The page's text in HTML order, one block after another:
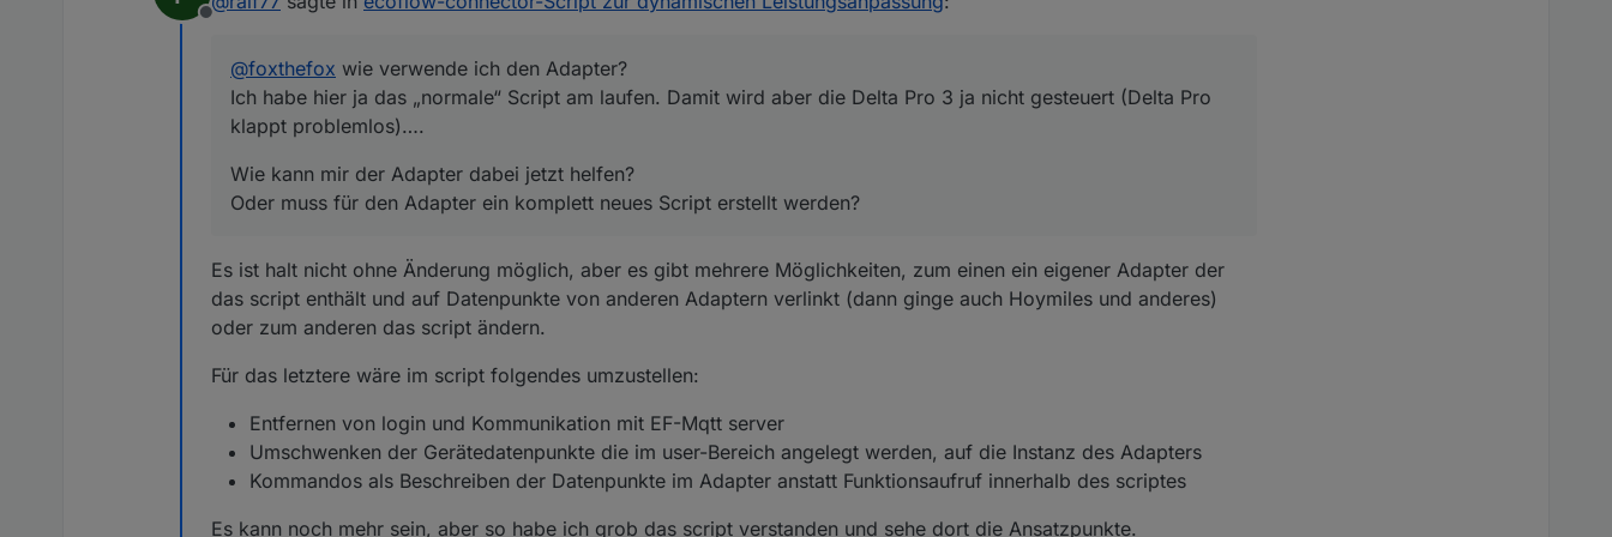
Offline
@foxthefox wie verwende ich den Adapter?
Ich habe hier ja das „normale“ Script am laufen. Damit wird aber die Delta Pro 3 ja nicht gesteuert (Delta Pro
klappt problemlos)….
Wie kann mir der Adapter dabei jetzt helfen?
Oder muss für den Adapter ein komplett neues Script erstellt werden?
Es ist halt nicht ohne Änderung möglich, aber es gibt mehrere Möglichkeiten, zum einen ein eigener Adapter der
das script enthält und auf Datenpunkte von anderen Adaptern verlinkt (dann ginge auch Hoymiles und anderes)
oder zum anderen das script ändern.
Für das letztere wäre im script folgendes umzustellen:
Entfernen von login und Kommunikation mit EF-Mqtt server
Umschwenken der Gerätedatenpunkte die im user-Bereich angelegt werden, auf die Instanz des Adapters
Kommandos als Beschreiben der Datenpunkte im Adapter anstatt Funktionsaufruf innerhalb des scriptes
Es kann noch mehr sein, aber so habe ich grob das script verstanden und sehe dort die Ansatzpunkte.